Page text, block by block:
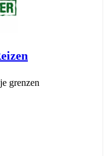
grenzen